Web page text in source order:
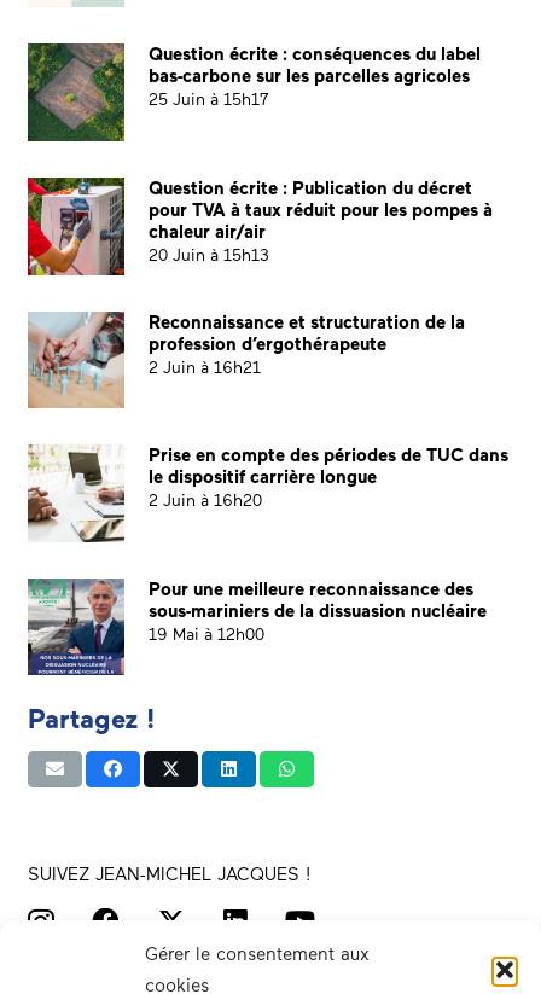
Gérer le consentement aux
cookies
Question écrite : conséquences du label
bas-carbone sur les parcelles agricoles
25 Juin à 15h17
Question écrite : Publication du décret
pour TVA à taux réduit pour les pompes à
chaleur air/air
20 Juin à 15h13
Reconnaissance et structuration de la
profession d’ergothérapeute
2 Juin à 16h21
Prise en compte des périodes de TUC dans
le dispositif carrière longue
2 Juin à 16h20
Pour une meilleure reconnaissance des
sous-mariniers de la dissuasion nucléaire
19 Mai à 12h00
Partagez !
SUIVEZ JEAN-MICHEL JACQUES !